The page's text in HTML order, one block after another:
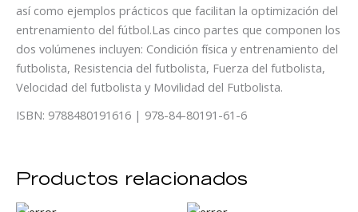
así como ejemplos prácticos que facilitan la optimización del
entrenamiento del fútbol.Las cinco partes que componen los
dos volúmenes incluyen: Condición física y entrenamiento del
futbolista, Resistencia del futbolista, Fuerza del futbolista,
Velocidad del futbolista y Movilidad del Futbolista.
ISBN: 9788480191616 | 978-84-80191-61-6
Productos relacionados